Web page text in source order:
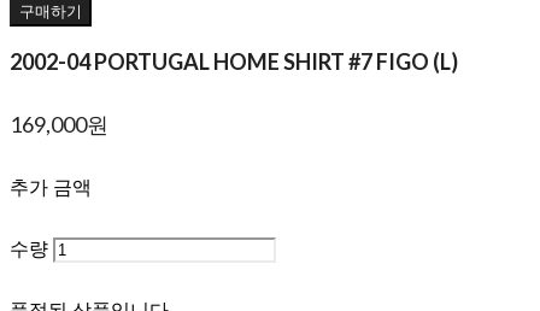
구매하기
2002-04 PORTUGAL HOME SHIRT #7 FIGO (L)
169,000원
추가 금액
수량